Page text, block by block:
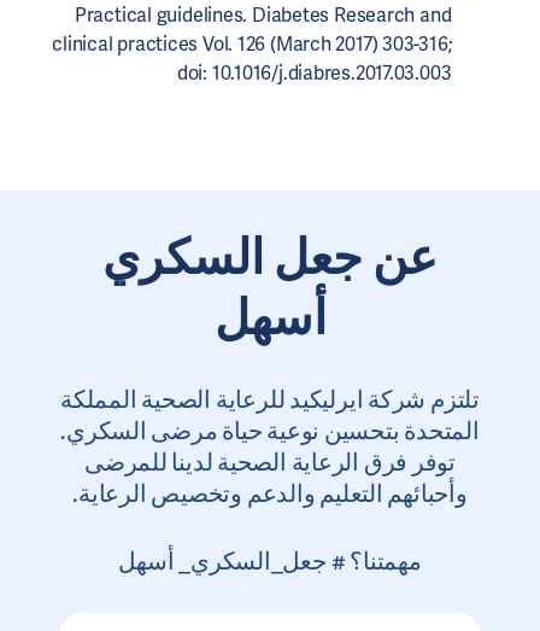
Practical guidelines. Diabetes Research and
clinical practices Vol. 126 (March 2017) 303-316;
doi: 10.1016/j.diabres.2017.03.003
عن جعل السكري
أسهل
تلتزم شركة ايرليكيد للرعاية الصحية المملكة
المتحدة بتحسين نوعية حياة مرضى السكري.
توفر فرق الرعاية الصحية لدينا للمرضى
وأحبائهم التعليم والدعم وتخصيص الرعاية.
مهمتنا؟ # جعل_السكري_ أسهل